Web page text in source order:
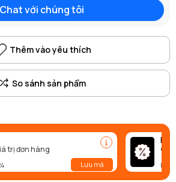
Chat với chúng tôi
Thêm vào yêu thích
trị đơn hàng
Lưu mã